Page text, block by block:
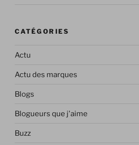
CATÉGORIES
Actu
Actu des marques
Blogs
Blogueurs que j'aime
Buzz